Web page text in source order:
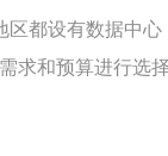
区都设有数据中
求和预算进行选择